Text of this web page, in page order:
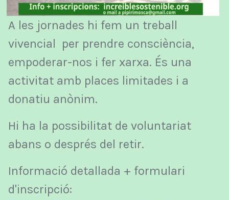
A les jornades hi fem un treball
vivencial per prendre consciència,
empoderar-nos i fer xarxa. És una
activitat amb places limitades i a
donatiu anònim.
Hi ha la possibilitat de voluntariat
abans o després del retir.
Informació detallada + formulari
d'inscripció: